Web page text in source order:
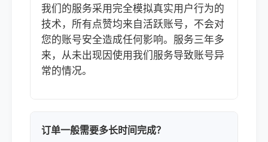
我们的服务采用完全模拟真实用户行为的
技术，所有点赞均来自活跃账号，不会对
您的账号安全造成任何影响。服务三年多
来，从未出现因使用我们服务导致账号异
常的情况。
订单一般需要多长时间完成？